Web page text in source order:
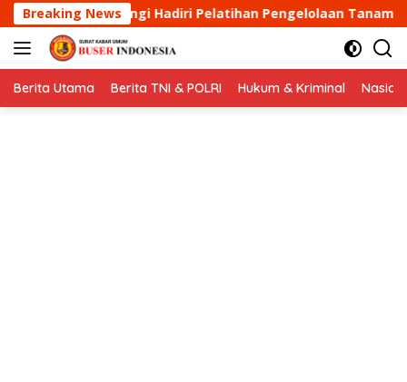
Langsung
ke
konten
Breaking News
Pelatihan Pengelolaan Tanaman Terpadu (PTT) Padi
Berita Utama Berita TNI & POLRI Hukum & Kriminal